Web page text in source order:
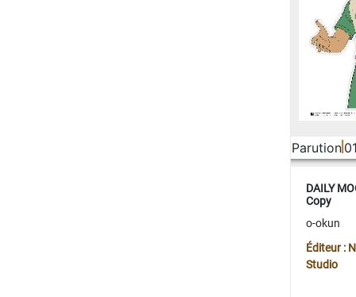
Parution
DAILY
Copy
o-okun
Éditeur :
Studio